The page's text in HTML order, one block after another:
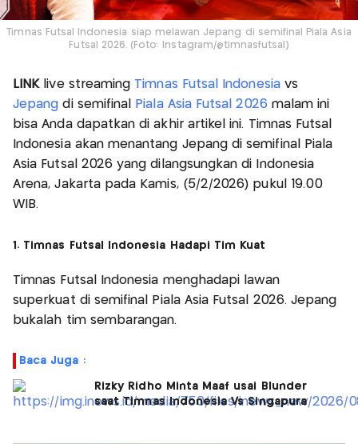
Timnas Futsal Indonesia siap melawan Jepang di semifinal Piala Asia
Futsal 2026. (Foto: Instagram/@timnasfutsal)
LINK live streaming Timnas Futsal Indonesia vs
Jepangdi semifinal Piala Asia Futsal 2026malam ini
bisa Anda dapatkan di akhir artikel ini. Timnas Futsal
Indonesia akan menantang Jepang di semifinal Piala
Asia Futsal 2026 yang dilangsungkan di Indonesia
Arena, Jakarta pada Kamis, (5/2/2026) pukul 19.00
WIB.
1. Timnas Futsal Indonesia Hadapi Tim Kuat
Timnas Futsal Indonesia menghadapi lawan
superkuat di semifinal Piala Asia Futsal 2026. Jepang
bukalah tim sembarangan.
Baca Juga :
Rizky Ridho Minta Maaf usai Blunder
saat Timnas Indonesia Vs Singapura